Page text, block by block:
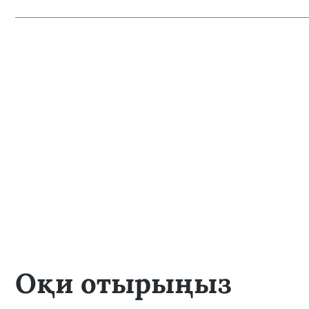
Оқи отырыңыз